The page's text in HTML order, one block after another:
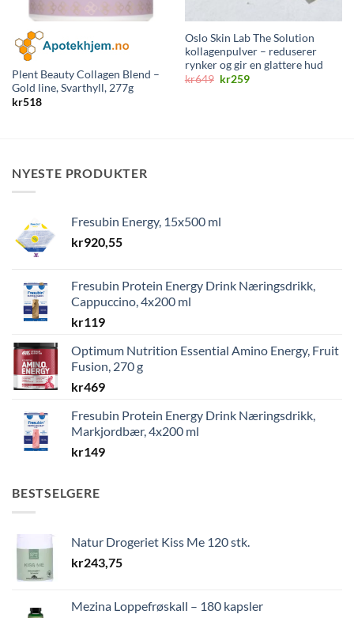
Plent Beauty Collagen Blend –
Gold line, Svarthyll, 277g
kr518
Oslo Skin Lab The Solution
kollagenpulver – reduserer
rynker og gir en glattere hud
kr649 Opprinnelig
kr259Nåværende
NYESTE PRODUKTER
Fresubin Energy, 15x500 ml
kr920,55
Fresubin Protein Energy Drink Næringsdrikk,
Cappuccino, 4x200 ml
kr119
Optimum Nutrition Essential Amino Energy, Fruit
Fusion, 270 g
kr469
Fresubin Protein Energy Drink Næringsdrikk,
Markjordbær, 4x200 ml
kr149
BESTSELGERE
Natur Drogeriet Kiss Me 120 stk.
kr243,75
Mezina Loppefrøskall – 180 kapsler